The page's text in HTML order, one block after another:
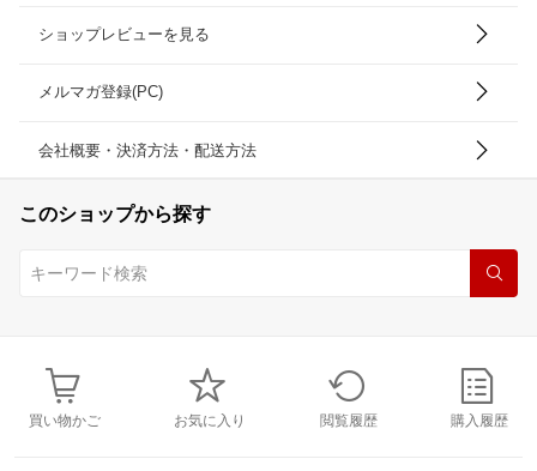
ショップレビューを見る
メルマガ登録(PC)
会社概要・決済方法・配送方法
このショップから探す
買い物かご お気に入り 閲覧履歴 購入履歴